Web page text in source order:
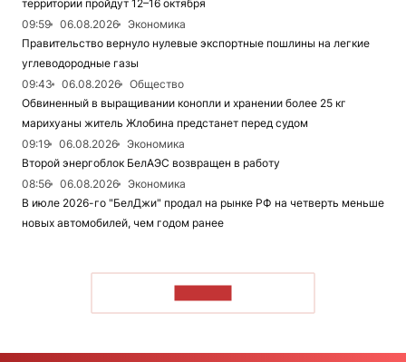
территории пройдут 12–16 октября
09:59
06.08.2026
Экономика
Правительство вернуло нулевые экспортные пошлины на легкие
углеводородные газы
09:43
06.08.2026
Общество
Обвиненный в выращивании конопли и хранении более 25 кг
марихуаны житель Жлобина предстанет перед судом
09:19
06.08.2026
Экономика
Второй энергоблок БелАЭС возвращен в работу
08:56
06.08.2026
Экономика
В июле 2026-го "БелДжи" продал на рынке РФ на четверть меньше
новых автомобилей, чем годом ранее